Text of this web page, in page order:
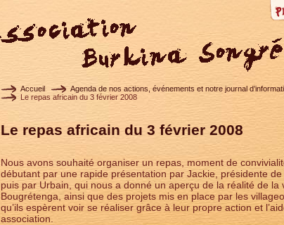
Accueil Agenda de nos actions, événements et notre journal
Le repas africain du 3 février 2008
Le repas africain du 3 février 2008
Nous avons souhaité organiser un repas, moment de
débutant par une rapide présentation par Jackie, présidente de
puis par Urbain, qui nous a donné un aperçu de la réalité de la
Bougrétenga, ainsi que des projets mis en place par les
qu’ils espèrent voir se réaliser grâce à leur propre action et
association.